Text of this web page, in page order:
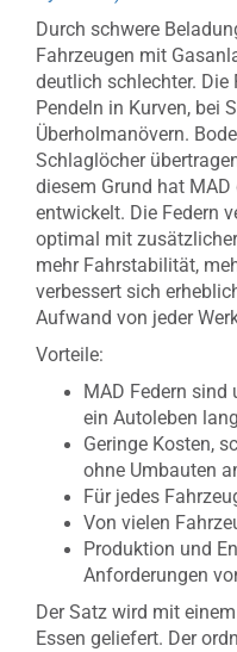
Durch schwere
Fahrzeugen mit
deutlich schlechter. Die
Pendeln in Kurven, bei
Überholmanövern.
Schlaglöcher
diesem Grund hat
entwickelt. Die Federn
optimal mit
mehr Fahrstabilität,
verbessert sich
Aufwand von jeder
Vorteile:
MAD Federn
ein Autoleben
Geringe Kosten,
ohne Umbauten
Für jedes
Von vielen
Produktion und
Anforderungen
Der Satz wird mit
Essen geliefert. Der